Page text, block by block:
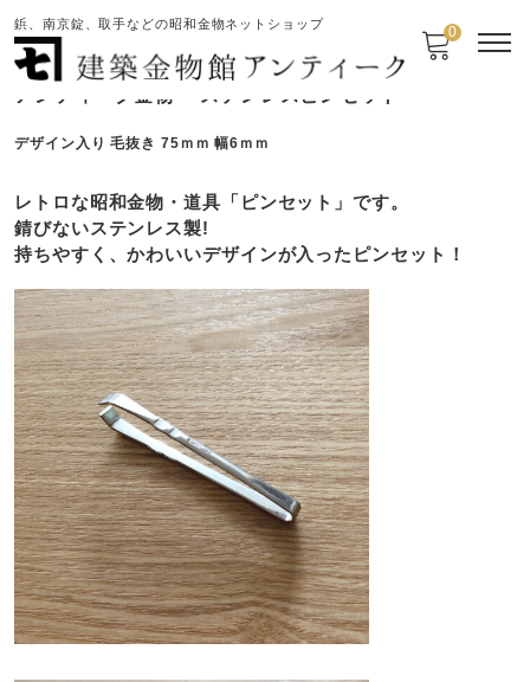
鋲、南京錠、取手などの昭和金物ネットショップ 0
アンティーク金物 ステンレスピンセット
デザイン入り 毛抜き 75ｍｍ 幅6ｍｍ
レトロな昭和金物・道具「ピンセット」です。
錆びないステンレス製!
持ちやすく、かわいいデザインが入ったピンセット！